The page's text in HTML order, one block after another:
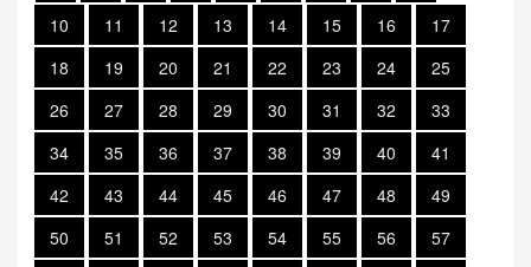
10
11 12 13 14 15 16
17
18
19 20 21 22 23 24
25
26
27 28 29 30 31 32
33
34
35 36 37 38 39 40
41
42
43 44 45 46 47 48
49
50
51 52 53 54 55 56
57